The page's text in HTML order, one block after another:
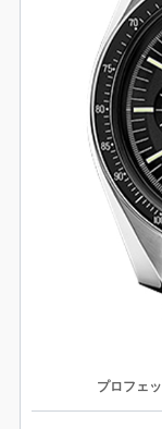
プロフェ